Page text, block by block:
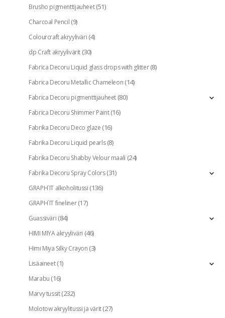
Brusho pigmenttijauheet(51)
Charcoal Pencil(9)
Colourcraft akryyliväri(4)
dp Craft akryylivärit(30)
Fabrica Decoru Liquid glass drops with glitter(8)
Fabrica Decoru Metallic Chameleon(14)
Fabrica Decoru pigmenttijauheet(80)
Fabrica Decoru Shimmer Paint(16)
Fabrika Decoru Deco glaze(16)
Fabrika Decoru Liquid pearls(8)
Fabrika Decoru Shabby Velour maali (24)
Fabrika Decoru Spray Colors(31)
GRAPH`IT alkoholitussi(136)
GRAPH`IT fineliner(17)
Guassiväri(84)
HIMI MIYA akryyliväri (46)
Himi Miya Silky Crayon(3)
Lisäaineet(1)
Marabu (16)
Marvy tussit(232)
Molotow akryylitussi ja värit(27)